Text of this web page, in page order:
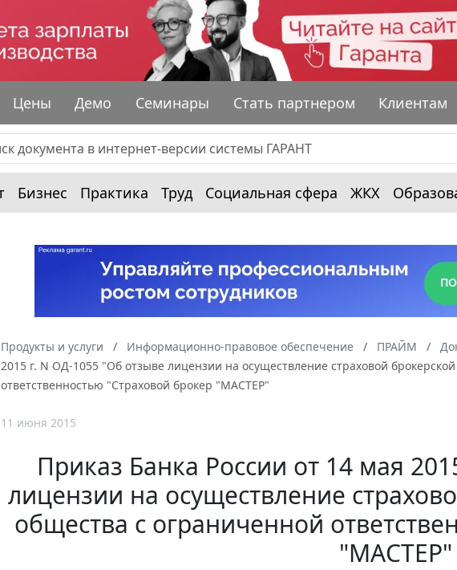
Цены Демо Семинары Стать партнером Клиентам
Бизнес Практика Труд Социальная сфера ЖКХ
Продукты и услуги Информационно-правовое обеспечение ПРАЙМ
2015 г. N ОД-1055 "Об отзыве лицензии на осуществление страховой
ответственностью "Страховой брокер "МАСТЕР"
11 июня 2015
Приказ Банка России от 14 мая
лицензии на осуществление
общества с ограниченной
"МАСТЕР"